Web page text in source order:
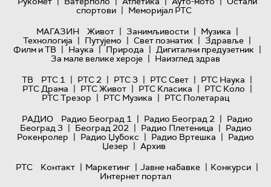
спортови | Меморијал РТС
МАГАЗИН
Живот | Занимљивости | Музика |
Технологијa | Путујемо | Свет познатих | Здравље |
Филм и ТВ | Наука | Природа | Дигитални предузетник |
За мале велике хероје | Наизглед здрав
ТВ
РТС 1 | РТС 2 | РТС 3 | РТС Свет | РТС Наука |
РТС Драма | РТС Живот | РТС Класика | РТС Коло |
РТС Трезор | РТС Музика | РТС Полетарац
РАДИО
Радио Београд 1 | Радио Београд 2 | Радио
Београд 3 | Београд 202 | Радио Плетеница | Радио
Рокенролер | Радио Џубокс | Радио Вртешка | Радио
Џезер | Архив
РТС
Контакт | Маркетинг | Јавне набавке | Конкурси |
Интернет портал